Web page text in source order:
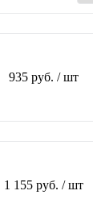
935 руб. / шт
1 155 руб. / шт